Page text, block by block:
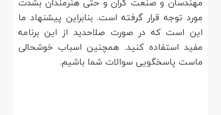
مورد توجه قرار گرفته است. بنابراین پیشنهاد ما
این است که در صورت صلاحدید از این برنامه
مفید استفاده کنید. همچنین اسباب خوشحالی
ماست پاسخگویی سوالات شما باشیم.